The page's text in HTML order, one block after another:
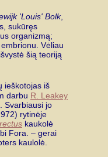
'Louis' Bolk,
sukūręs
organizmą;
Vėliau
išvystė šią teoriją
ieškotojas iš
darbu R. Leakey
Svarbiausi jo
rytinėje
kaukolė
Fora. – gerai
kaulolė.